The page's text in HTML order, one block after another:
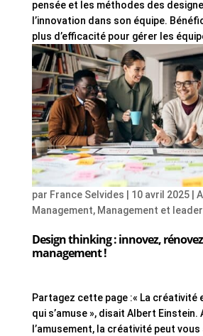
Design thinking : innovez,
management !
par France Selvides 10 avril 2025|
Management, Management et
pensée et les méthodes des
l’innovation dans son équipe.
plus d’efficacité pour gérer les
Partagez cette page :« La créativité
qui s’amuse », disait Albert Einstein.
l’amusement, la créativité peut